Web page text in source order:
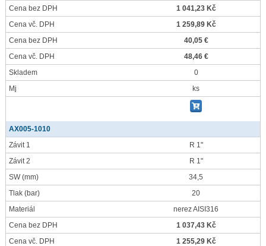
Cena bez DPH
1 041,23 Kč
Cena vč. DPH
1 259,89 Kč
Cena bez DPH
40,05 €
Cena vč. DPH
48,46 €
Skladem
0
Mj
ks
AX005-1010
Závit 1
R 1"
Závit 2
R 1"
SW(mm)
34,5
Tlak (bar)
20
Materiál
nerez AISI316
Cena bez DPH
1 037,43 Kč
Cena vč. DPH
1 255,29 Kč